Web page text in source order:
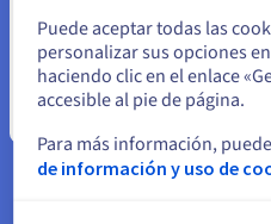
Disponibilidad
Nuestro VPS Linux está
infraestructura cloud que
disponibilidad para los
aplicaciones empresariales.
garantiza un servicio
Puede aceptar todas las
personalizar sus opciones
haciendo clic en el enlace
accesible al pie de página.
Para más información,
de información y uso de